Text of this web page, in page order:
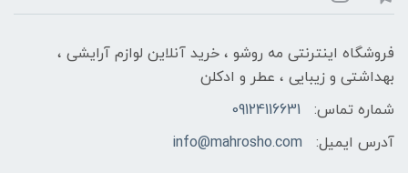
فروشگاه اینترنتی مه‌ رو‌شو ، خرید آنلاین لوازم آرایشی ،
بهداشتی و زیبایی ، عطر و ادکلن
شماره تماس:
09124116631
آدرس ایمیل:
info@mahrosho.com